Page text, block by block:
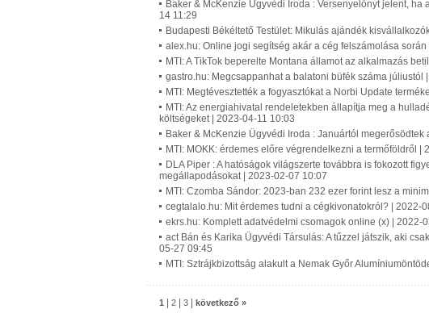
Baker & McKenzie Ügyvédi Iroda : Versenyelőnyt jelent,
14 11:29
Budapesti Békéltető Testület: Mikulás ajándék
alex.hu: Online jogi segítség akár a cég felszámolása
MTI: A TikTok beperelte Montana államot az alkalmazás
gastro.hu: Megcsappanhat a balatoni büfék száma júliustól
MTI: Megtévesztették a fogyasztókat a Norbi Update
MTI: Az energiahivatal rendeletekben állapítja meg a
költségeket | 2023-04-11 10:03
Baker & McKenzie Ügyvédi Iroda : Januártól
MTI: MOKK: érdemes előre végrendelkezni a termőföldről |
DLA Piper : A hatóságok világszerte továbbra is fokozott
megállapodásokat | 2023-02-07 10:07
MTI: Czomba Sándor: 2023-ban 232 ezer forint lesz a
cegtalalo.hu: Mit érdemes tudni a cégkivonatokról? | 2022-
ekrs.hu: Komplett adatvédelmi csomagok online (x) | 2022-
act Bán és Karika Ügyvédi Társulás: A tűzzel játszik, aki
05-27 09:45
MTI: Sztrájkbizottság alakult a Nemak Győr
1 2 3 következő »